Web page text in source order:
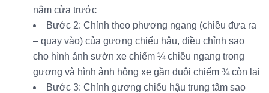
nắm cửa trước
Bước 2: Chỉnh theo phương ngang (chiều đưa ra
– quay vào) của gương chiếu hậu, điều chỉnh sao
cho hình ảnh sườn xe chiếm ¼ chiều ngang trong
gương và hình ảnh hông xe gần đuôi chiếm ¾ còn lại
Bước 3: Chỉnh gương chiếu hậu trung tâm sao